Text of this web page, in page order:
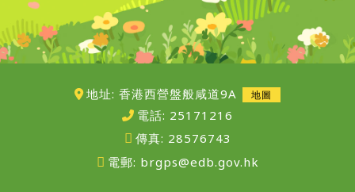
地址: 香港西營盤般咸道9A 地圖
電話: 25171216
傳真: 28576743
電郵: brgps@edb.gov.hk